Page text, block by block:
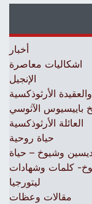
أخبار
اشكاليات معاصرة
الإنجيل
الأرثوذكسية
باييسيوس الآثوسي
العائلة الأرثوذكسية
حياة روحية
وشيوخ – حياة
كلمات وشهادات
ليتورجيا
مقالات وعظات